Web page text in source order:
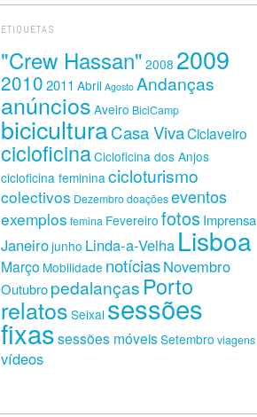
ETIQUETAS
"Crew Hassan" 2008 2009
20102011 Abril Agosto Andanças
anúncios Aveiro BiciCamp
biciculturaCasa VivaCiclaveiro
cicloficinaCicloficina dos Anjos
cicloficina feminina cicloturismo
colectivos Dezembrodoaçõeseventos
exemplos femina Fevereiro fotos Imprensa
Janeirojunho Linda-a-Velha Lisboa
Março Mobilidade notíciasNovembro
Outubro pedalanças Porto
relatos Seixal sessões
fixassessões móveisSetembro viagens
vídeos